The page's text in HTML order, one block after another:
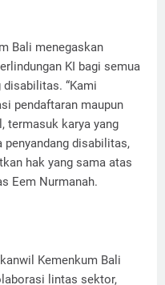
Bali menegaskan
KI bagi semua
disabilitas. “Kami
pendaftaran maupun
termasuk karya yang
penyandang disabilitas,
hak yang sama atas
Eem Nurmanah.
Kemenkum Bali
lintas sektor,